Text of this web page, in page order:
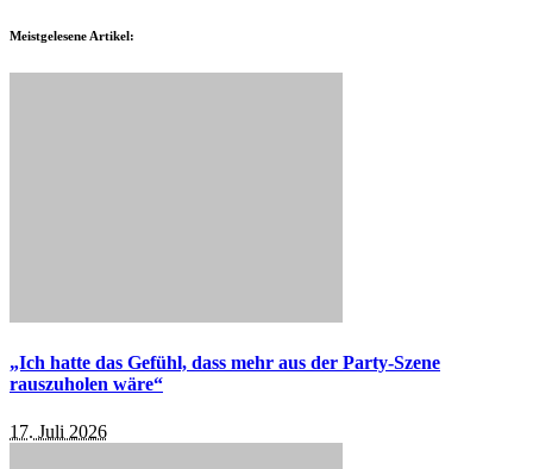
Meistgelesene Artikel:
„Ich hatte das Gefühl, dass mehr aus der Party-Szene
rauszuholen wäre“
17. Juli 2026